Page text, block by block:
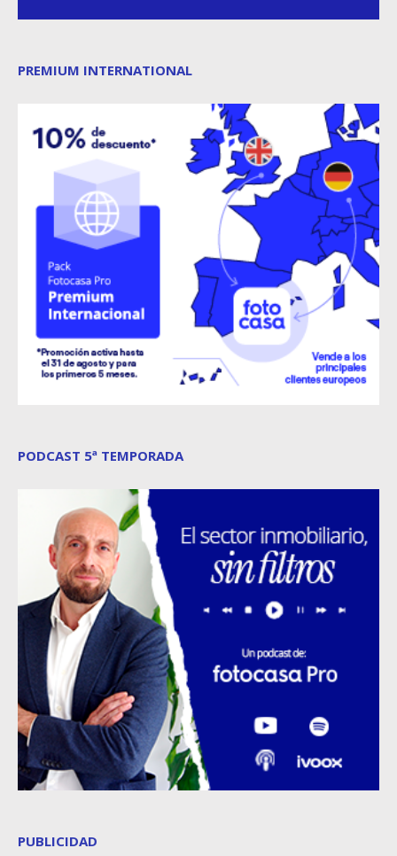
PREMIUM INTERNATIONAL
PODCAST 5ª TEMPORADA
PUBLICIDAD